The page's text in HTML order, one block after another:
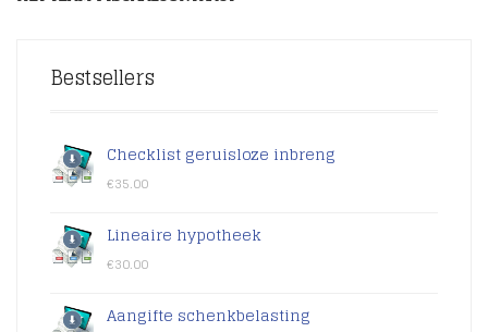
Bestsellers
Checklist geruisloze inbreng
€35.00
Lineaire hypotheek
€30.00
Aangifte schenkbelasting